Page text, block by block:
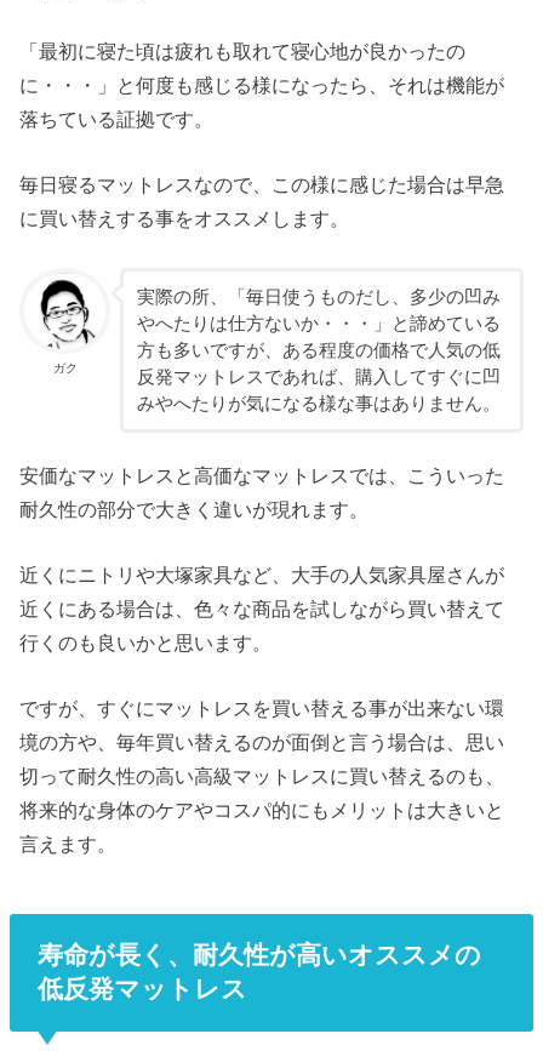
「最初に寝た頃は疲れも取れて寝心地が良かったの
に・・・」と何度も感じる様になったら、それは機能が
落ちている証拠です。
毎日寝るマットレスなので、この様に感じた場合は早急
に買い替えする事をオススメします。
ガク
実際の所、「毎日使うものだし、多少の凹み
やへたりは仕方ないか・・・」と諦めている
方も多いですが、ある程度の価格で人気の低
反発マットレスであれば、購入してすぐに凹
みやへたりが気になる様な事はありません。
安価なマットレスと高価なマットレスでは、こういった
耐久性の部分で大きく違いが現れます。
近くにニトリや大塚家具など、大手の人気家具屋さんが
近くにある場合は、色々な商品を試しながら買い替えて
行くのも良いかと思います。
ですが、すぐにマットレスを買い替える事が出来ない環
境の方や、毎年買い替えるのが面倒と言う場合は、思い
切って耐久性の高い高級マットレスに買い替えるのも、
将来的な身体のケアやコスパ的にもメリットは大きいと
言えます。
寿命が長く、耐久性が高いオススメの
低反発マットレス